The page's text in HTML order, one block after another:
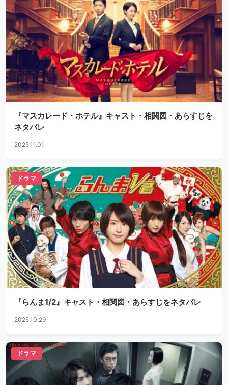
『マスカレード・ホテル』キャスト・相関図・あらすじを
ネタバレ
2025.11.01
ドラマ
『らんま1/2』キャスト・相関図・あらすじをネタバレ
2025.10.29
ドラマ